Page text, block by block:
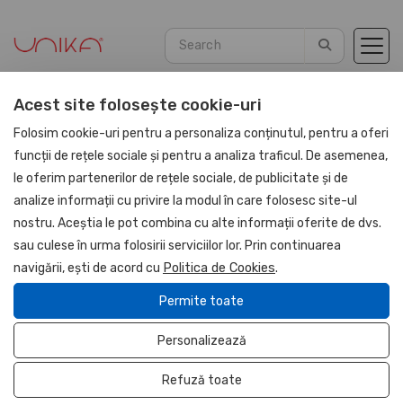
Home Agendas PU Leather 2026
NOU
UNIKA
Acest site folosește cookie-uri
Folosim cookie-uri pentru a personaliza conținutul, pentru a oferi
funcții de rețele sociale și pentru a analiza traficul. De asemenea,
le oferim partenerilor de rețele sociale, de publicitate și de
analize informații cu privire la modul în care folosesc site-ul
nostru. Aceștia le pot combina cu alte informații oferite de dvs.
sau culese în urma folosirii serviciilor lor. Prin continuarea
navigării, ești de acord cu Politica de Cookies.
Permite toate
Personalizează
Refuză toate